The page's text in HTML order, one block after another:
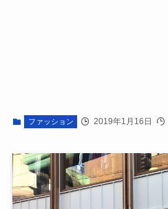
ファッション 2019年1月16日